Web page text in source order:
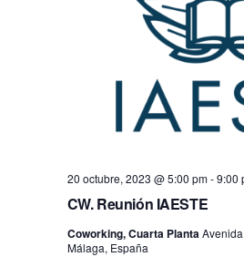
CW. Reunión IAESTE
20 octubre, 2023 @ 5:00 pm-9:00
Coworking, Cuarta Planta
Málaga, España